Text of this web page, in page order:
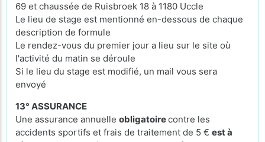
69 et chaussée de Ruisbroek 18 à 1180 Uccle
Le lieu de stage est mentionné en-dessous de chaque
description de formule
Le rendez-vous du premier jour a lieu sur le site où
l'activité du matin se déroule
Si le lieu du stage est modifié, un mail vous sera
envoyé
13° ASSURANCE
Une assurance annuelle obligatoirecontre les
accidents sportifs et frais de traitement de 5 € est à